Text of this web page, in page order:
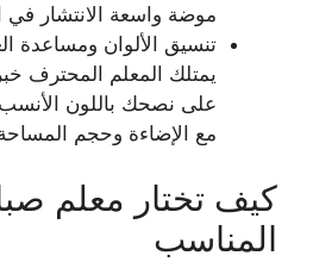
موضة واسعة الانتشار في
تنسيق الألوان ومساعدة
يمتلك المعلم المحترف
على نصحك باللون
مع الإضاءة وحجم
كيف تختار معلم
المناسب